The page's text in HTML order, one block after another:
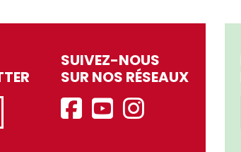
SUIVEZ-NOUS
SUR NOS RÉSEAUX